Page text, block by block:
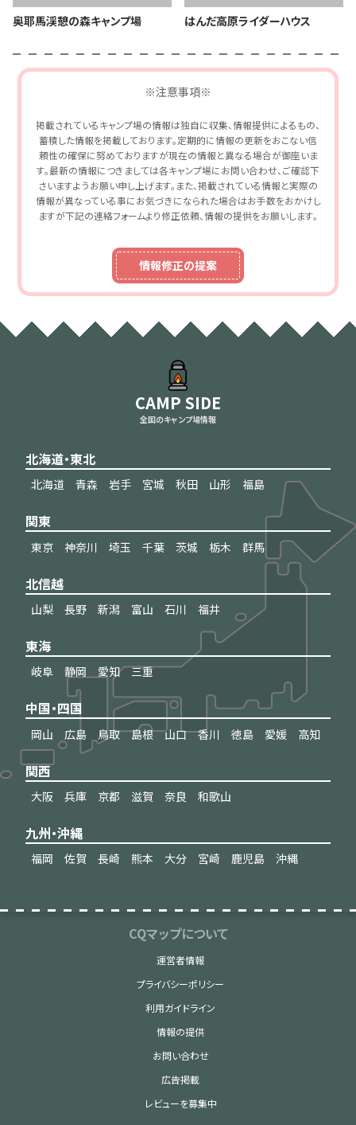
奥耶馬渓憩の森キャンプ場 はんだ高原ライダーハウス
※注意事項※
掲載されているキャンプ場の情報は独自に収集、情報提供によるもの、
蓄積した情報を掲載しております。定期的に情報の更新をおこない信
頼性の確保に努めておりますが現在の情報と異なる場合が御座いま
す。最新の情報につきましては各キャンプ場にお問い合わせ、ご確認下
さいますようお願い申し上げます。また、掲載されている情報と実際の
情報が異なっている事にお気づきになられた場合はお手数をおかけし
ますが下記の連絡フォームより修正依頼、情報の提供をお願いします。
情報修正の提案
CAMP SIDE
全国のキャンプ場情報
北海道・東北
北海道 青森 岩手 宮城 秋田 山形 福島
関東
東京 神奈川 埼玉 千葉 茨城 栃木 群馬
北信越
山梨 長野 新潟 富山 石川 福井
東海
岐阜 静岡 愛知 三重
中国・四国
岡山 広島 鳥取 島根 山口 香川 徳島 愛媛 高知
関西
大阪 兵庫 京都 滋賀 奈良 和歌山
九州・沖縄
福岡 佐賀 長崎 熊本 大分 宮崎 鹿児島 沖縄
CQマップについて
運営者情報
プライバシーポリシー
利用ガイドライン
情報の提供
お問い合わせ
広告掲載
レビューを募集中